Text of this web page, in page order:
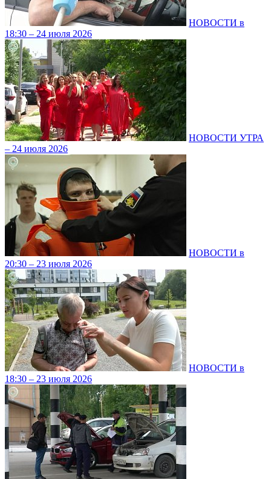
НОВОСТИ в
18:30 – 24 июля 2026
НОВОСТИ УТРА
– 24 июля 2026
НОВОСТИ в
20:30 – 23 июля 2026
НОВОСТИ в
18:30 – 23 июля 2026